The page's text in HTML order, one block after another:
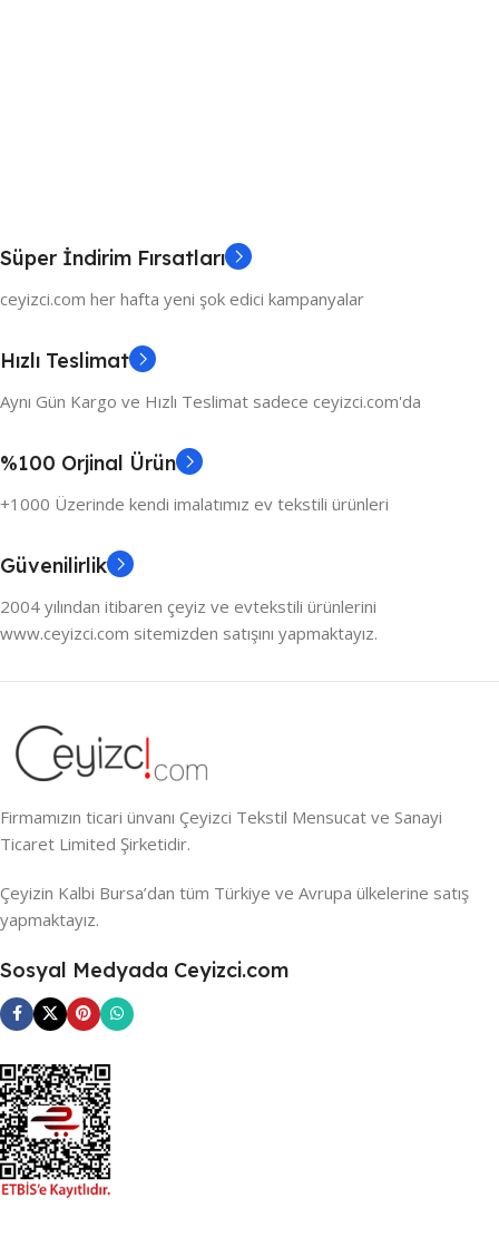
Süper İndirim Fırsatları
ceyizci.com her hafta yeni şok edici kampanyalar
Hızlı Teslimat
Aynı Gün Kargo ve Hızlı Teslimat sadece ceyizci.com'da
%100 Orjinal Ürün
+1000 Üzerinde kendi imalatımız ev tekstili ürünleri
Güvenilirlik
2004 yılından itibaren çeyiz ve evtekstili ürünlerini
www.ceyizci.com sitemizden satışını yapmaktayız.
Firmamızın ticari ünvanı Çeyizci Tekstil Mensucat ve Sanayi
Ticaret Limited Şirketidir.
Çeyizin Kalbi Bursa’dan tüm Türkiye ve Avrupa ülkelerine satış
yapmaktayız.
Sosyal Medyada Ceyizci.com